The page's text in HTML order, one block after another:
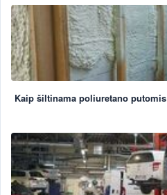
Kaip šiltinama poliuretano putomis